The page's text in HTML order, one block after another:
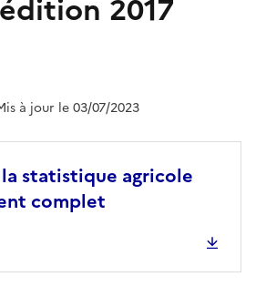
2017
à jour le 03/07/2023
statistique agricole
complet